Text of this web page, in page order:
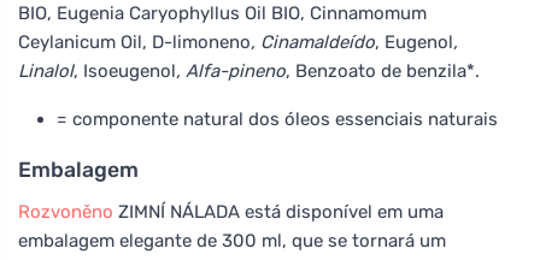
BIO, Eugenia Caryophyllus Oil BIO, Cinnamomum
Ceylanicum Oil, D-limoneno, Cinamaldeído, Eugenol,
Linalol, Isoeugenol, Alfa-pineno, Benzoato de benzila*.
= componente natural dos óleos essenciais naturais
Embalagem
Rozvoněno ZIMNÍ NÁLADA está disponível em uma
embalagem elegante de 300 ml, que se tornará um